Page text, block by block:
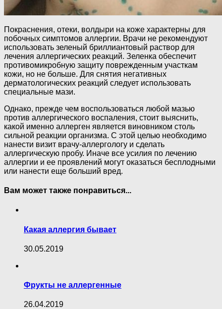
Покраснения, отеки, волдыри на коже характерны для
побочных симптомов аллергии. Врачи не рекомендуют
использовать зеленый бриллиантовый раствор для
лечения аллергических реакций. Зеленка обеспечит
противомикробную защиту поврежденным участкам
кожи, но не больше. Для снятия негативных
дерматологических реакций следует использовать
специальные мази.
Однако, прежде чем воспользоваться любой мазью
против аллергического воспаления, стоит выяснить,
какой именно аллерген является виновником столь
сильной реакции организма. С этой целью необходимо
нанести визит врачу-аллергологу и сделать
аллергическую пробу. Иначе все усилия по лечению
аллергии и ее проявлений могут оказаться бесплодными
или нанести еще больший вред.
Вам может также понравиться...
Какая аллергия бывает
30.05.2019
Фрукты не аллергенные
26.04.2019